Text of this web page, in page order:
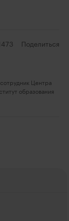
Поделиться
Центра
образования